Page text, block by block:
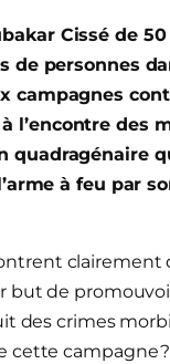
Cissé de
de personnes
campagnes
l’encontre des
quadragénaire
à feu par
clairement
but de
des crimes
cette campagne ?